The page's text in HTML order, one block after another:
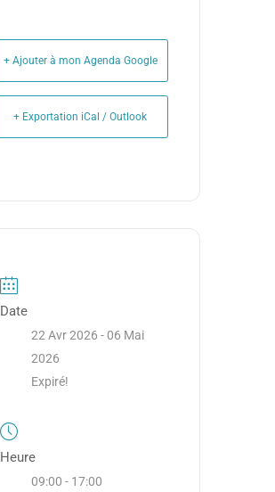
+ Ajouter à mon Agenda Google
+ Exportation iCal / Outlook
Date
22 Avr 2026 - 06 Mai
2026
Expiré!
Heure
09:00 - 17:00